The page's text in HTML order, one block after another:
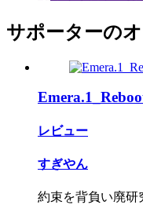
サポーターの
レビュー
すぎやん
約束を背負い廃研